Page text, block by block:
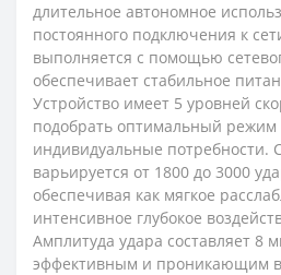
длительное автономное
постоянного подключения к
выполняется с помощью
обеспечивает стабильное
Устройство имеет 5 уровней
подобрать оптимальный режим
индивидуальные потребности.
варьируется от 1800 до 3000
обеспечивая как мягкое
интенсивное глубокое
Амплитуда удара составляет 8
эффективным и проникающим